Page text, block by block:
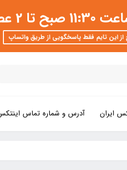
است
از این تایم فقط پاسخگویی از طریق واتساپ
ایران آدرس و شماره تماس